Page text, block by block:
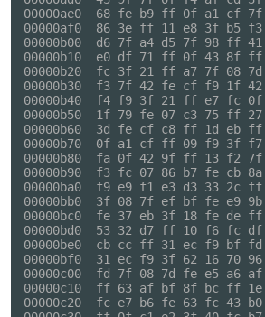
00000ae0  68 fe b9 ff 0f a1
00000af0  86 3e ff 11 e8 3f
00000b00  d6 7f a4 d5 7f 98
00000b10  e0 df 71 ff 0f 43
00000b20  fc 3f 21 ff a7 7f
00000b30  f3 7f 42 fe cf f9
00000b40  f4 f9 3f 21 ff e7
00000b50  1f 79 fe 07 c3 75
00000b60  3d fe cf c8 ff 1d
00000b70  0f a1 cf ff 09 f9
00000b80  fa 0f 42 9f ff 13
00000b90  f3 fc 07 86 b7 fe
00000ba0  f9 e9 f1 e3 d3 33
00000bb0  3f 08 7f ef bf fe e9
00000bc0  fe 37 eb 3f 18 fe
00000bd0  53 32 d7 ff 10 f6
00000be0  cb cc ff 31 ec f9
00000bf0  31 ec f9 3f 62 16
00000c00  fd 7f 08 7d fe e5
00000c10  ff 63 af bf 8f bc ff
00000c20  fc e7 b6 fe 63 fc